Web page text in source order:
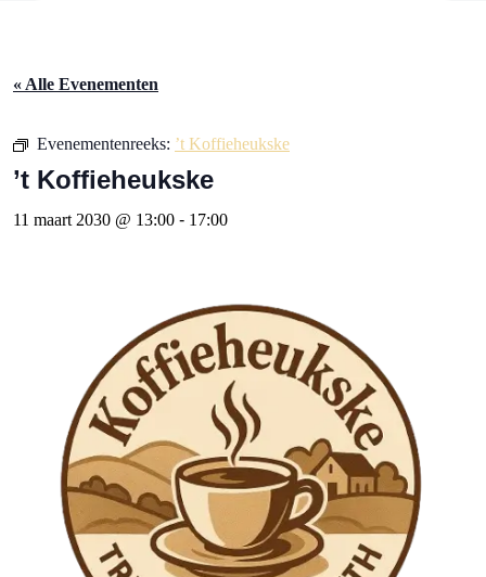
« Alle Evenementen
Evenementenreeks: ’t Koffieheukske
’t Koffieheukske
11 maart 2030 @ 13:00 - 17:00